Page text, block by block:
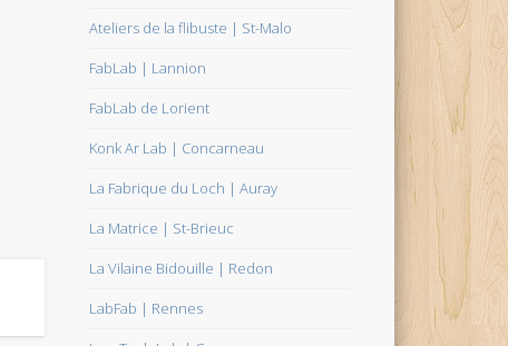
Ateliers de la flibuste | St-Malo
FabLab | Lannion
FabLab de Lorient
Konk Ar Lab | Concarneau
La Fabrique du Loch | Auray
La Matrice | St-Brieuc
La Vilaine Bidouille | Redon
LabFab | Rennes